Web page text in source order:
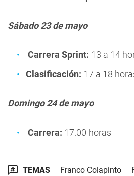
Sábado 23 de mayo
Carrera Sprint: 13 a 14
Clasificación: 17 a 18
Domingo 24 de mayo
Carrera: 17.00 horas
TEMAS Franco Colapinto